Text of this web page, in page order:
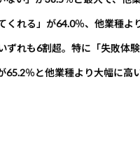
くれる」が64.0％、他業種よ
ずれも6割超。特に「失敗体
％と他業種より大幅に